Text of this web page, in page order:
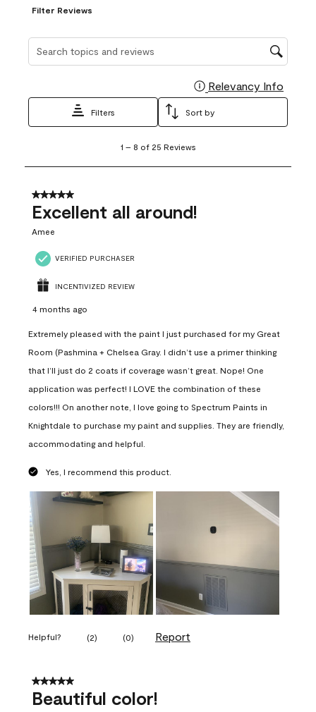
Filter Reviews
Relevancy Info
Filters Sort by
8
25
Reviews
1 – 8 of 25 Reviews
5 out of 5 stars.
Excellent all around!
Amee
VERIFIED PURCHASER
INCENTIVIZED REVIEW
4 months ago
Extremely pleased with the paint I just purchased for my Great
Room (Pashmina + Chelsea Gray. I didn’t use a primer thinking
that I’ll just do 2 coats if coverage wasn’t great. Nope! One
application was perfect! I LOVE the combination of these
colors!!! On another note, I love going to Spectrum Paints in
Knightdale to purchase my paint and supplies. They are friendly,
accommodating and helpful.
Yes, I recommend this product.
Helpful? (2) (0) Report
5 out of 5 stars.
Beautiful color!